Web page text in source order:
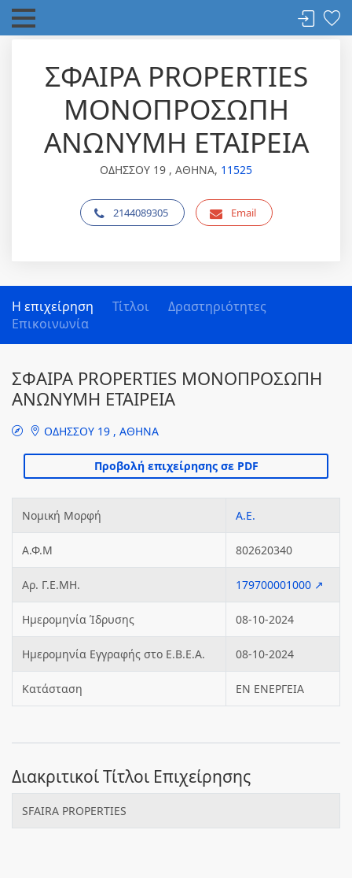
ΣΦΑΙΡΑ PROPERTIES
ΜΟΝΟΠΡΟΣΩΠΗ
ΑΝΩΝΥΜΗ ΕΤΑΙΡΕΙΑ
ΟΔΗΣΣΟΥ 19 , ΑΘΗΝΑ, 11525
2144089305 Email
Η επιχείρηση Τίτλοι
Δραστηριότητες
Επικοινωνία
ΣΦΑΙΡΑ PROPERTIES ΜΟΝΟΠΡΟΣΩΠΗ
ΑΝΩΝΥΜΗ ΕΤΑΙΡΕΙΑ
ΟΔΗΣΣΟΥ 19 , ΑΘΗΝΑ
Νομική Μορφή Α.Ε.
Α.Φ.Μ 802620340
Αρ. Γ.Ε.ΜΗ. 179700001000 ↗
Ημερομηνία Ίδρυσης 08-10-2024
Ημερομηνία Εγγραφής στο Ε.Β.Ε.Α. 08-10-2024
Κατάσταση ΕΝ ΕΝΕΡΓΕΙΑ
Διακριτικοί Τίτλοι Επιχείρησης
SFAIRA PROPERTIES